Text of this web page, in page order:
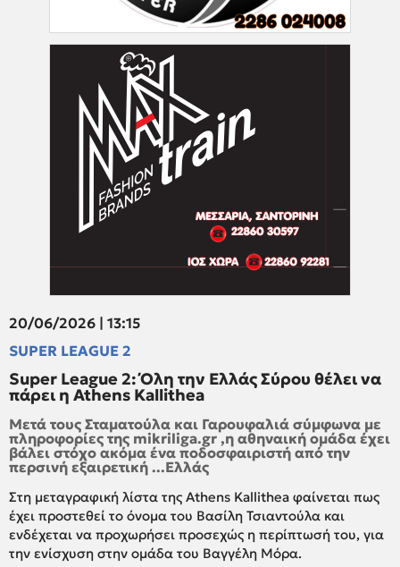
20/06/2026 | 13:15
SUPER LEAGUE 2
Super League 2: Όλη την Ελλάς Σύρου θέλει να
πάρει η Athens Kallithea
Μετά τους Σταματούλα και Γαρουφαλιά σύμφωνα με
πληροφορίες της mikriliga.gr ,η αθηναική ομάδα έχει
βάλει στόχο ακόμα ένα ποδοσφαιριστή από την
περσινή εξαιρετική ...Ελλάς
Στη μεταγραφική λίστα της Athens Kallithea φαίνεται πως
έχει προστεθεί το όνομα του Βασίλη Τσιαντούλα και
ενδέχεται να προχωρήσει προσεχώς η περίπτωσή του, για
την ενίσχυση στην ομάδα του Βαγγέλη Μόρα.